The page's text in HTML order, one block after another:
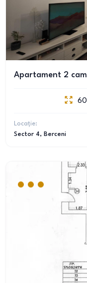
Apartament 2
Locație:
Sector 4, Berceni